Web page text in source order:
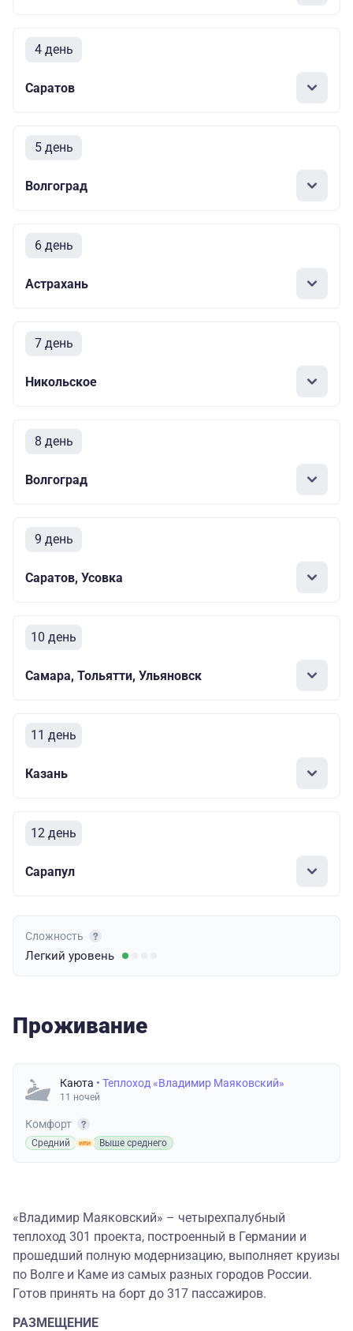
4 день
Саратов
5 день
Волгоград
6 день
Астрахань
7 день
Никольское
8 день
Волгоград
9 день
Саратов, Усовка
10 день
Самара, Тольятти, Ульяновск
11 день
Казань
12 день
Сарапул
Сложность
Легкий уровень
Проживание
Каюта • Теплоход «Владимир Маяковский»
11 ночей
Комфорт
Средний Выше среднего
«Владимир Маяковский» – четырехпалубный
теплоход 301 проекта, построенный в Германии и
прошедший полную модернизацию, выполняет круизы
по Волге и Каме из самых разных городов России.
Готов принять на борт до 317 пассажиров.
РАЗМЕЩЕНИЕ